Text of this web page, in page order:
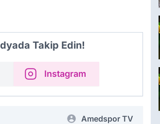
Takip Edin!
Instagram
Amedspor TV